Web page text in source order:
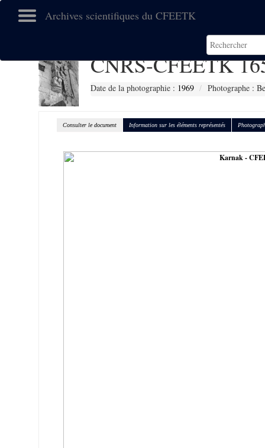
Archives scientifiques du CFEETK
CNRS-CFEETK
Date de la photographie : 1969 Photographe :
Consulter le document Information sur les éléments représentés